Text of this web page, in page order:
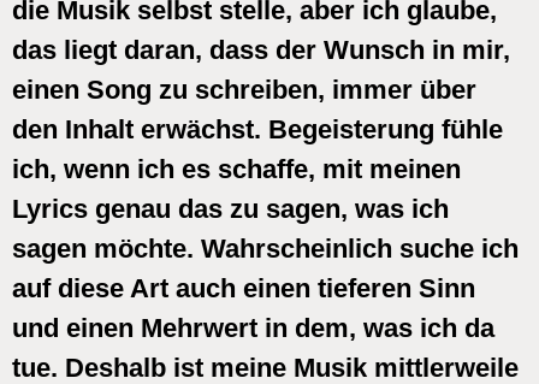
die Musik selbst stelle, aber ich glaube,
das liegt daran, dass der Wunsch in mir,
einen Song zu schreiben, immer über
den Inhalt erwächst. Begeisterung fühle
ich, wenn ich es schaffe, mit meinen
Lyrics genau das zu sagen, was ich
sagen möchte. Wahrscheinlich suche ich
auf diese Art auch einen tieferen Sinn
und einen Mehrwert in dem, was ich da
tue. Deshalb ist meine Musik mittlerweile